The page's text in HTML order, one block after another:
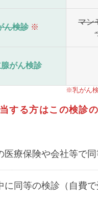
ん検診 ※
マン
がん検診
※乳がん
する方はこの検診
医療保険や会社等で
に同等の検診（自費